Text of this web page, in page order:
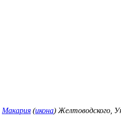
Макария (икона) Желтоводского,